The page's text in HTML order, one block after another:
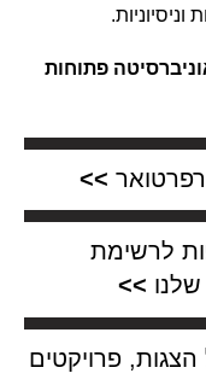
וניסיוניות.
פתוחות
>>
לרשימת
שלנו >>
פרויקטים